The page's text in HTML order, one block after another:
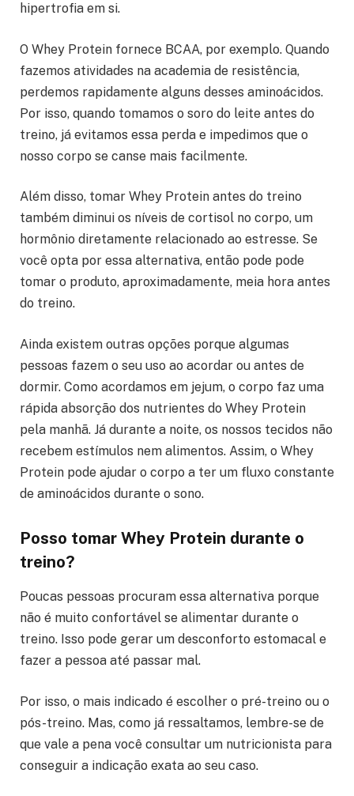
hipertrofia em si.
O Whey Protein fornece BCAA, por exemplo. Quando
fazemos atividades na academia de resistência,
perdemos rapidamente alguns desses aminoácidos.
Por isso, quando tomamos o soro do leite antes do
treino, já evitamos essa perda e impedimos que o
nosso corpo se canse mais facilmente.
Além disso, tomar Whey Protein antes do treino
também diminui os níveis de cortisol no corpo, um
hormônio diretamente relacionado ao estresse. Se
você opta por essa alternativa, então pode pode
tomar o produto, aproximadamente, meia hora antes
do treino.
Ainda existem outras opções porque algumas
pessoas fazem o seu uso ao acordar ou antes de
dormir. Como acordamos em jejum, o corpo faz uma
rápida absorção dos nutrientes do Whey Protein
pela manhã. Já durante a noite, os nossos tecidos não
recebem estímulos nem alimentos. Assim, o Whey
Protein pode ajudar o corpo a ter um fluxo constante
de aminoácidos durante o sono.
Posso tomar Whey Protein durante o
treino?
Poucas pessoas procuram essa alternativa porque
não é muito confortável se alimentar durante o
treino. Isso pode gerar um desconforto estomacal e
fazer a pessoa até passar mal.
Por isso, o mais indicado é escolher o pré-treino ou o
pós-treino. Mas, como já ressaltamos, lembre-se de
que vale a pena você consultar um nutricionista para
conseguir a indicação exata ao seu caso.